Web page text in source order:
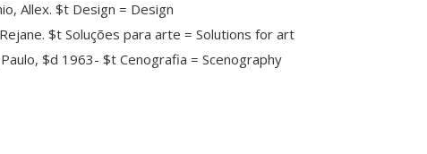
Allex. $t Design = Design
$t Soluções para arte = Solutions for art
$d 1963- $t Cenografia = Scenography